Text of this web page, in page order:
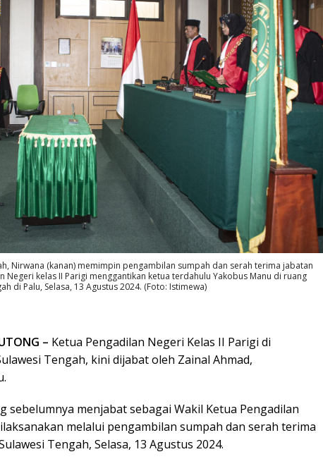
Nirwana (kanan) memimpin pengambilan sumpah dan serah terima jabatan
Negeri kelas II Parigi menggantikan ketua terdahulu Yakobus Manu di ruang
di Palu, Selasa, 13 Agustus 2024. (Foto: Istimewa)
– Ketua Pengadilan Negeri Kelas II Parigi di
Tengah, kini dijabat oleh Zainal Ahmad,
sebelumnya menjabat sebagai Wakil Ketua Pengadilan
melalui pengambilan sumpah dan serah terima
Tengah, Selasa, 13 Agustus 2024.